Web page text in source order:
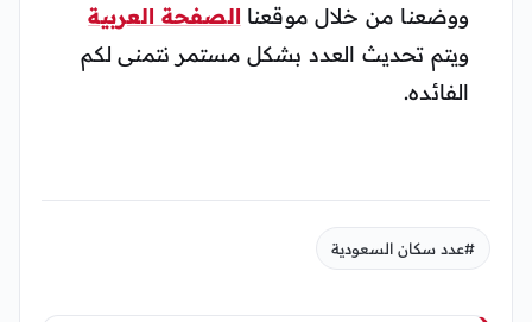
ووضعنا من خلال موقعنا الصفحة العربية
ويتم تحديث العدد بشكل مستمر نتمنى لكم
الفائده.
#عدد سكان السعودية